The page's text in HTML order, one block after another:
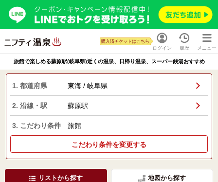
ログイン
購入済チケットはこちら
履歴 メニュー
旅館で楽しめる蘇原駅(岐阜県)近くの温泉、日帰り温泉、スーパー銭湯おすすめ
1. 都道府県 東海 / 岐阜県
2. 沿線・駅 蘇原駅
3. こだわり条件 旅館
こだわり条件を変更する
リストから探す 地図から探す